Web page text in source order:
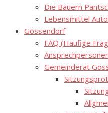
Die Bauern
Lebensmittel
Gössendorf
FAQ (Häufige
Gemeinderat